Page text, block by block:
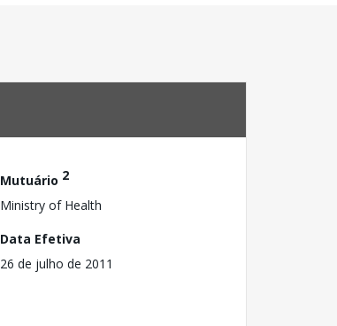
Mutuário 2
Ministry of Health
Data Efetiva
26 de julho de 2011